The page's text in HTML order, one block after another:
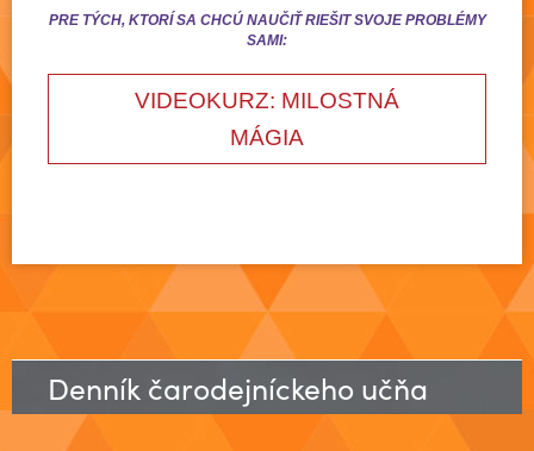
PRE TÝCH, KTORÍ SA CHCÚ NAUČIŤ RIEŠIT SVOJE PROBLÉMY
SAMI:
VIDEOKURZ: MILOSTNÁ
MÁGIA
Denník čarodejníckeho učňa